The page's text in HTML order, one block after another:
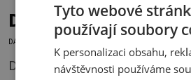
Dřevo (nejen) v
DANA PEŠKOVÁ
Dřevo je pro člověka tím
Tyto webové
používají soubory
K personalizaci obsahu,
návštěvnosti používáme